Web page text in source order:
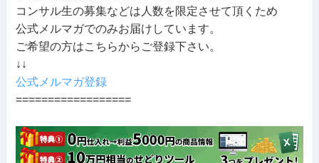
コンサル生の募集などは人数を限定させて頂くため
公式メルマガでのみお届けしています。
ご希望の方はこちらからご登録下さい。
↓↓
公式メルマガ登録
==================